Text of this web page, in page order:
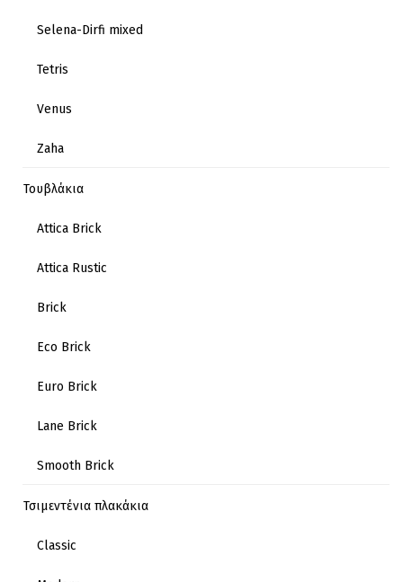
Selena-Dirfi mixed
Tetris
Venus
Zaha
Τουβλάκια
Attica Brick
Attica Rustic
Brick
Eco Brick
Euro Brick
Lane Brick
Smooth Brick
Τσιμεντένια πλακάκια
Classic